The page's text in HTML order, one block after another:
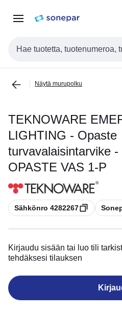
navigointiinsisältöön
Haku
Näytä murupolku
TEKNOWARE
LIGHTING - Opaste
turvavalaisintarvike -
OPASTE VAS 1-P
Kopioi
Sähkönro 4282267 Kopioi
Kirjaudu sisään tai luo tili
tehdäksesi tilauksen